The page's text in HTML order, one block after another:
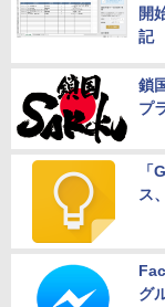
開
記
鎖
プ
ス
グ